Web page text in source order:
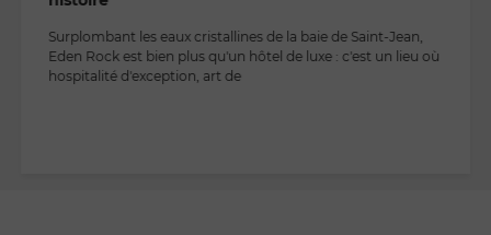
Surplombant les eaux cristallines de la baie de Saint-Jean,
Eden Rock est bien plus qu'un hôtel de luxe : c'est un lieu où
hospitalité d'exception, art de